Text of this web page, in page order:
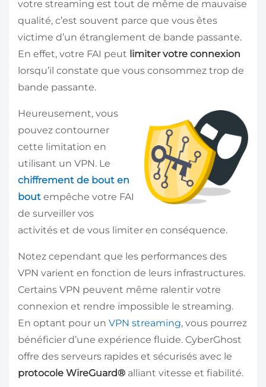
votre streaming est tout de même de mauvaise
qualité, c’est souvent parce que vous êtes
victime d’un étranglement de bande passante.
En effet, votre FAI peut limiter votre connexion
lorsqu’il constate que vous consommez trop de
bande passante.
Heureusement, vous
pouvez contourner
cette limitation en
utilisant un VPN. Le
chiffrement de bout en
bout empêche votre FAI
de surveiller vos
activités et de vous limiter en conséquence.
Notez cependant que les performances des
VPN varient en fonction de leurs infrastructures.
Certains VPN peuvent même ralentir votre
connexion et rendre impossible le streaming.
En optant pour un VPN streaming, vous pourrez
bénéficier d’une expérience fluide. CyberGhost
offre des serveurs rapides et sécurisés avec le
protocole WireGuard® alliant vitesse et fiabilité.